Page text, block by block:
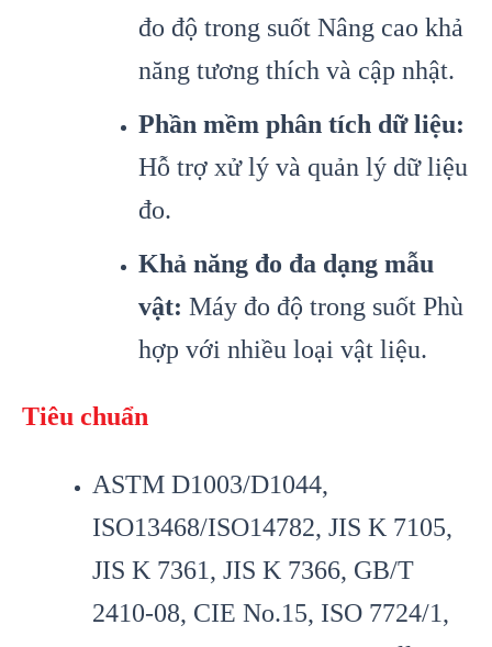
đo độ trong suốt Nâng cao khả
năng tương thích và cập nhật.
Phần mềm phân tích dữ liệu:
Hỗ trợ xử lý và quản lý dữ liệu
đo.
Khả năng đo đa dạng mẫu
vật: Máy đo độ trong suốt Phù
hợp với nhiều loại vật liệu.
Tiêu chuẩn
ASTM D1003/D1044,
ISO13468/ISO14782, JIS K 7105,
JIS K 7361, JIS K 7366, GB/T
2410-08, CIE No.15, ISO 7724/1,